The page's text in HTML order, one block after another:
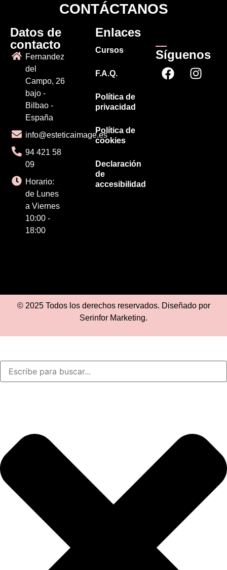
CONTÁCTANOS
Datos de
contacto
Fernandez
del
Campo, 26
bajo -
Bilbao -
España
info@esteticaimage.es
94 421 58
09
Horario:
de Lunes
a Viernes
10:00 -
18:00
Enlaces
Cursos
F.A.Q.
Política de
privacidad
Política de
cookies
Declaración
de
accesibilidad
Síguenos
© 2025 Todos los derechos reservados. Diseñado por
Serinfor Marketing.